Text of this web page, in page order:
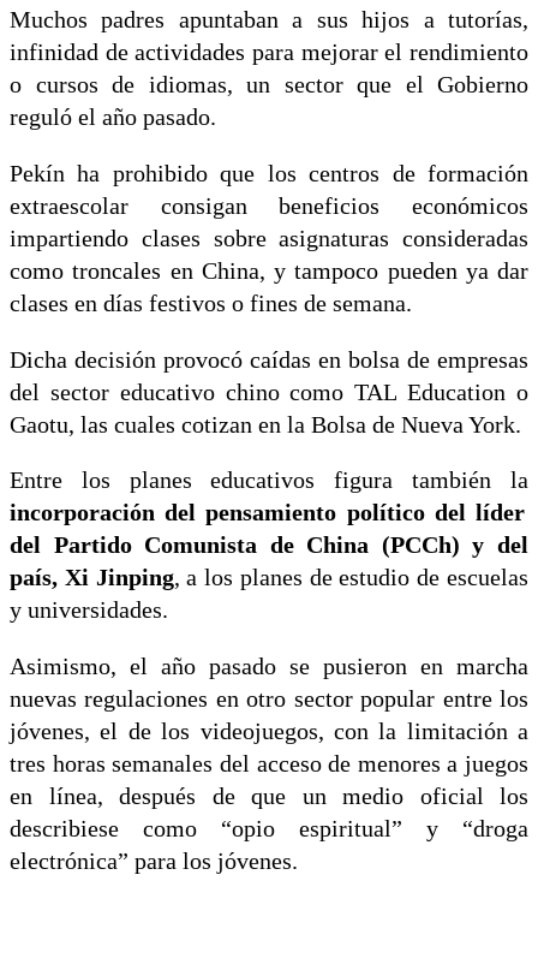
Muchos padres apuntaban a sus hijos a tutorías,
infinidad de actividades para mejorar el rendimiento
o cursos de idiomas, un sector que el Gobierno
reguló el año pasado.
Pekín ha prohibido que los centros de formación
extraescolar consigan beneficios económicos
impartiendo clases sobre asignaturas consideradas
como troncales en China, y tampoco pueden ya dar
clases en días festivos o fines de semana.
Dicha decisión provocó caídas en bolsa de empresas
del sector educativo chino como TAL Education o
Gaotu, las cuales cotizan en la Bolsa de Nueva York.
Entre los planes educativos figura también la
incorporación del pensamiento político del líder
del Partido Comunista de China (PCCh) y del
país, Xi Jinping, a los planes de estudio de escuelas
y universidades.
Asimismo, el año pasado se pusieron en marcha
nuevas regulaciones en otro sector popular entre los
jóvenes, el de los videojuegos, con la limitación a
tres horas semanales del acceso de menores a juegos
en línea, después de que un medio oficial los
describiese como “opio espiritual” y “droga
electrónica” para los jóvenes.